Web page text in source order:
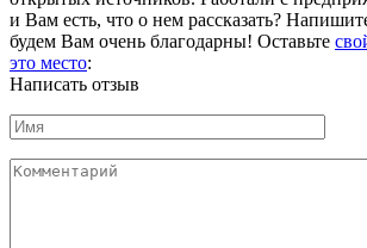
и Вам есть, что о нем рассказать?
будем Вам очень благодарны! Оставьте
это место:
Написать отзыв